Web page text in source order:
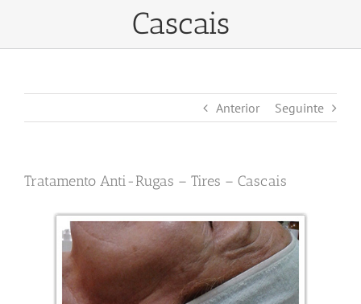
Cascais
Anterior Seguinte
Tratamento Anti-Rugas – Tires – Cascais